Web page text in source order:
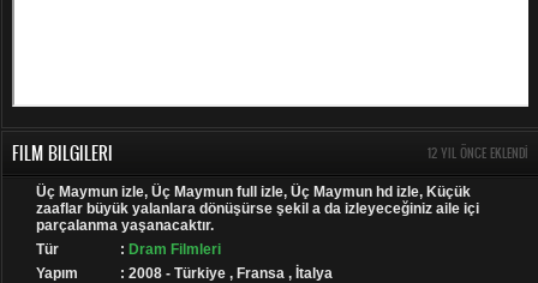
FILM BILGILERI 12 YIL ÖNCE EKLENDI
Üç Maymun izle, Üç Maymun full izle, Üç Maymun hd izle, Küçük
zaaflar büyük yalanlara dönüşürse şekil a da izleyeceğiniz aile içi
parçalanma yaşanacaktır.
Tür
: Dram Filmleri
Yapım
: 2008 - Türkiye , Fransa , İtalya